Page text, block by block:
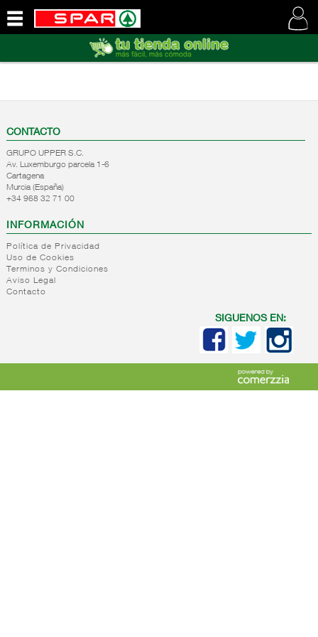
SOMOS
CONTACTO
GRUPO UPPER S.C.
Av. Luxemburgo parcela 1-6
Cartagena
Murcia (España)
+34 968 32 71 00
INFORMACIÓN
Política de Privacidad
Uso de Cookies
Terminos y Condiciones
Aviso Legal
Contacto
SIGUENOS EN: